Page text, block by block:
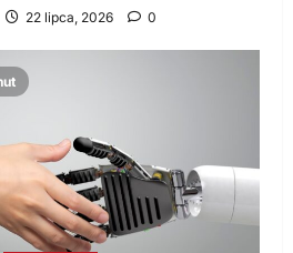
22 lipca, 2026 0